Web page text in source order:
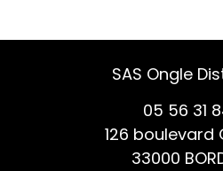
SAS Ongle
05 56 31
126 boulevard
33000